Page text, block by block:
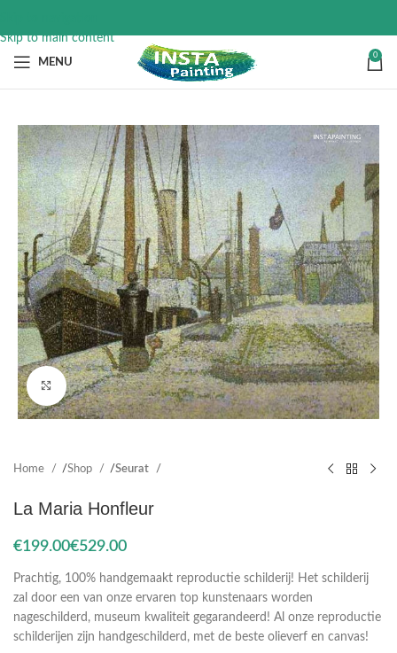
Skip to main content
MENU
0
Click to enlarge
Home Shop Seurat
La Maria Honfleur
€ €
Prachtig, 100% handgemaakt reproductie schilderij! Het schilderij
zal door een van onze ervaren top kunstenaars worden
nageschilderd, museum kwaliteit gegarandeerd! Al onze reproductie
schilderijen zijn handgeschilderd, met de beste olieverf en canvas!